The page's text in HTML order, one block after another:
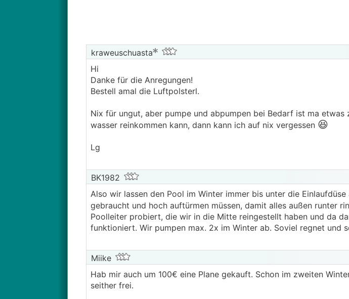
kraweuschuasta
Hi
Danke für die Anregungen!
Bestell amal die Luftpolsterl.
Nix für ungut, aber pumpe und abpumpen bei Bedarf ist ma
wasser reinkommen kann, dann kann ich auf nix vergessen 😆
Lg
BK1982
Also wir lassen den Pool im Winter immer bis unter die
gebraucht und hoch auftürmen müssen, damit alles außen runter
Poolleiter probiert, die wir in die Mitte reingestellt haben und da
funktioniert. Wir pumpen max. 2x im Winter ab. Soviel regnet und
Miike
Hab mir auch um 100€ eine Plane gekauft. Schon im zweiten
seither frei.